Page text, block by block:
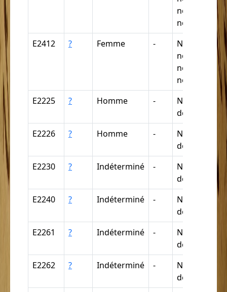
négrillon,
négritte ...
E2412
? Femme -
Nègre,
négresse,
négrillon,
négritte ...
E2225
? Homme -
Nègre (par
déduction)
E2226
? Homme -
Nègre (par
déduction)
E2230
? Indéterminé -
Nègre (par
déduction)
E2240
? Indéterminé -
Nègre (par
déduction)
E2261
? Indéterminé -
Nègre (par
déduction)
E2262
? Indéterminé -
Nègre (par
déduction)